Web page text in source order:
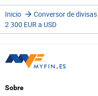
Inicio Conversor de divisas
2 300 EUR a USD
Sobre